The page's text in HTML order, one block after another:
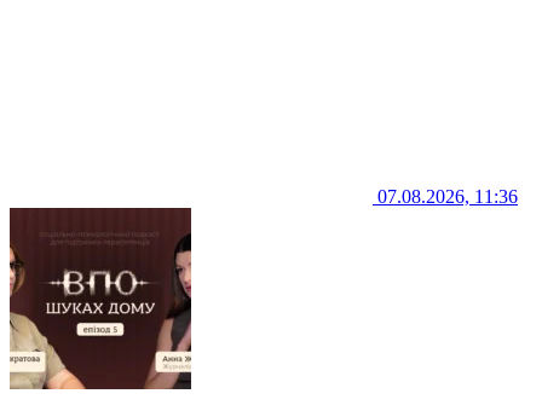
07.08.2026, 11:36